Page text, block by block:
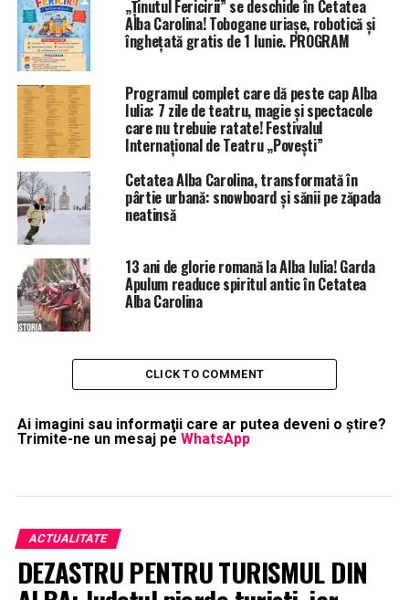
„Ținutul Fericirii” se deschide în Cetatea
Alba Carolina! Tobogane uriașe, robotică și
înghețată gratis de 1 Iunie. PROGRAM
Programul complet care dă peste cap Alba
Iulia: 7 zile de teatru, magie și spectacole
care nu trebuie ratate! Festivalul
Internațional de Teatru „Povești”
Cetatea Alba Carolina, transformată în
pârtie urbană: snowboard și sănii pe zăpada
neatinsă
13 ani de glorie romană la Alba Iulia! Garda
Apulum readuce spiritul antic în Cetatea
Alba Carolina
CLICK TO COMMENT
Ai imagini sau informaţii care ar putea deveni o ştire?
Trimite-ne un mesaj pe WhatsApp
ACTUALITATE
DEZASTRU PENTRU TURISMUL DIN